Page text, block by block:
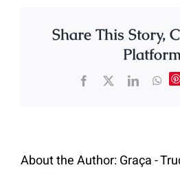
Share This Story,
About the Author:Graça -